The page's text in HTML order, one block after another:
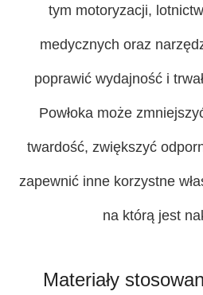
tym motoryzacji,
medycznych oraz
poprawić wydajność i
Powłoka może
twardość, zwiększyć
zapewnić inne korzystne
na którą jest
Materiały